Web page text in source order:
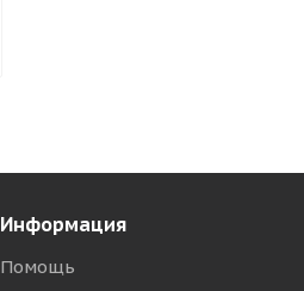
Информация
Помощь